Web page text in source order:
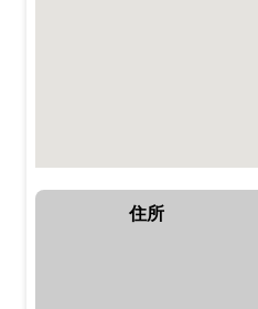
住所